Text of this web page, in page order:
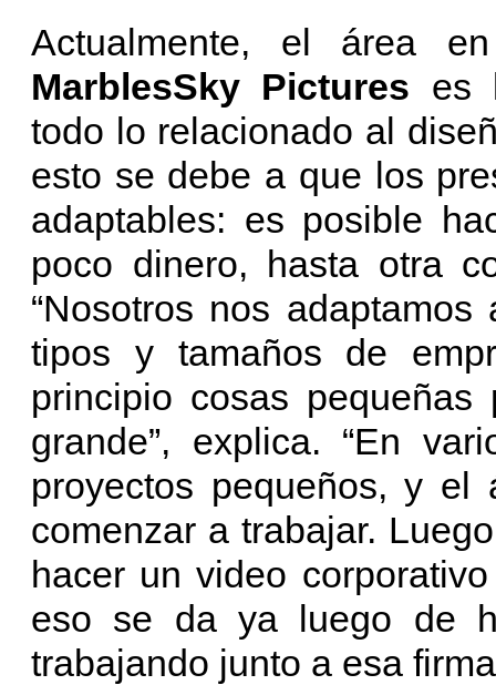
Actualmente, el área
MarblesSky Pictures es
todo lo relacionado al
esto se debe a que los
adaptables: es posible
poco dinero, hasta otra
“Nosotros nos
tipos y tamaños de
principio cosas
grande”, explica. “En
proyectos pequeños, y
comenzar a trabajar.
hacer un video
eso se da ya luego de
trabajando junto a esa